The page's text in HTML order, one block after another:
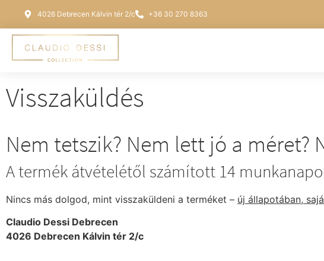
4026 Debrecen Kálvin tér 2/c +36 30 270 8363
Visszaküldés
Nem tetszik? Nem lett jó a
A termék átvételétől számított 14
Nincs más dolgod, mint visszaküldeni a terméket – új állapotában,
Claudio Dessi Debrecen
4026 Debrecen Kálvin tér 2/c